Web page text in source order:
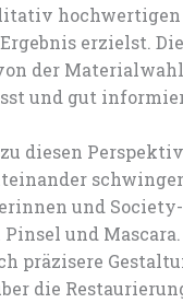
erzielst.
der
und gut
diesen
und
und
präzisere
die